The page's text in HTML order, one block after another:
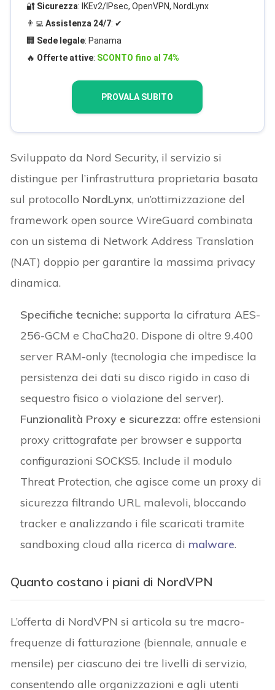
🔐 Sicurezza: IKEv2/IPsec, OpenVPN, NordLynx
👨‍💻Assistenza 24/7: ✔
🏢 Sede legale: Panama
🔥 Offerte attive: SCONTO fino al 74%
PROVALA SUBITO
Sviluppato da Nord Security, il servizio si
distingue per l’infrastruttura proprietaria basata
sul protocollo NordLynx, un’ottimizzazione del
framework open source WireGuard combinata
con un sistema di Network Address Translation
(NAT) doppio per garantire la massima privacy
dinamica.
Specifiche tecniche: supporta la cifratura AES-
256-GCM e ChaCha20. Dispone di oltre 9.400
server RAM-only (tecnologia che impedisce la
persistenza dei dati su disco rigido in caso di
sequestro fisico o violazione del server).
Funzionalità Proxy e sicurezza: offre estensioni
proxy crittografate per browser e supporta
configurazioni SOCKS5. Include il modulo
Threat Protection, che agisce come un proxy di
sicurezza filtrando URL malevoli, bloccando
tracker e analizzando i file scaricati tramite
sandboxing cloud alla ricerca di malware.
Quanto costano i piani di NordVPN
L’offerta di NordVPN si articola su tre macro-
frequenze di fatturazione (biennale, annuale e
mensile) per ciascuno dei tre livelli di servizio,
consentendo alle organizzazioni e agli utenti